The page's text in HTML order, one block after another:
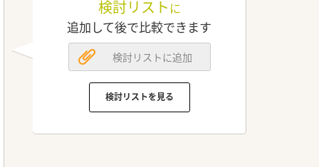
検討リスト に
追加して後で比較できます
検討リストに追加
検討リストを見る